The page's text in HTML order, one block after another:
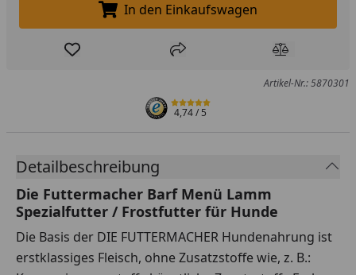
In den Einkaufswagen legen
In den Einkaufswagen
Produkt zur Wunschliste hinzufügen
Teilen Produkt
Artikel-Nr.: 5870301
4,74/ 5
Detailbeschreibung
Die Futtermacher Barf Menü Lamm
Spezialfutter / Frostfutter für Hunde
Die Basis der DIE FUTTERMACHER Hundenahrung ist
erstklassiges Fleisch, ohne Zusatzstoffe wie, z. B.: